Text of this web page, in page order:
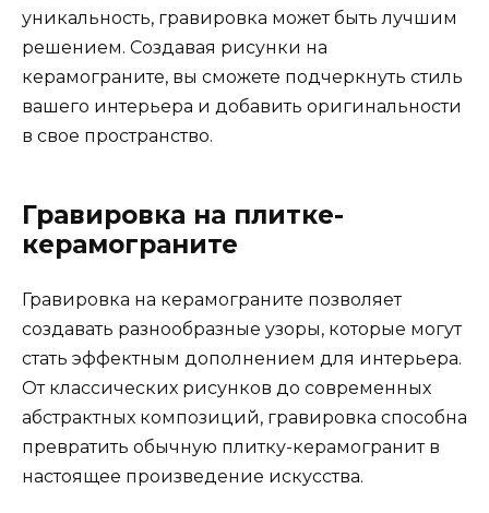
уникальность, гравировка может быть лучшим
решением. Создавая рисунки на
керамограните, вы сможете подчеркнуть стиль
вашего интерьера и добавить оригинальности
в свое пространство.
Гравировка на плитке-
керамограните
Гравировка на керамограните позволяет
создавать разнообразные узоры, которые могут
стать эффектным дополнением для интерьера.
От классических рисунков до современных
абстрактных композиций, гравировка способна
превратить обычную плитку-керамогранит в
настоящее произведение искусства.